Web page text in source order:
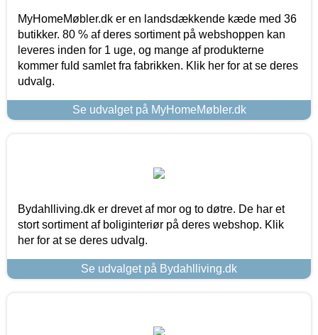
MyHomeMøbler.dk er en landsdækkende kæde med 36
butikker. 80 % af deres sortiment på webshoppen kan
leveres inden for 1 uge, og mange af produkterne
kommer fuld samlet fra fabrikken. Klik her for at se deres
udvalg.
Se udvalget på MyHomeMøbler.dk
Bydahlliving.dk er drevet af mor og to døtre. De har et
stort sortiment af boliginteriør på deres webshop. Klik
her for at se deres udvalg.
Se udvalget på Bydahlliving.dk